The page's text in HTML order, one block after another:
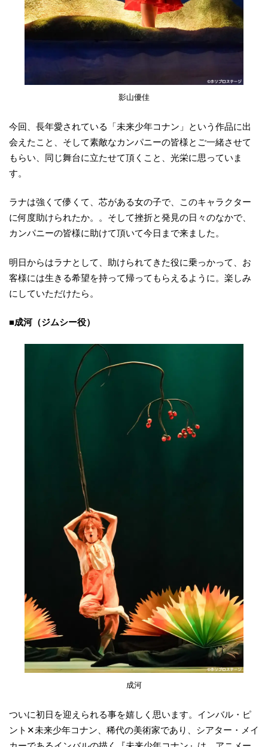
影山優佳
今回、長年愛されている「未来少年コナン」という作品に出
会えたこと、そして素敵なカンパニーの皆様とご一緒させて
もらい、同じ舞台に立たせて頂くこと、光栄に思っていま
す。
ラナは強くて儚くて、芯がある女の子で、このキャラクター
に何度助けられたか。。そして挫折と発見の日々のなかで、
カンパニーの皆様に助けて頂いて今日まで来ました。
明日からはラナとして、助けられてきた役に乗っかって、お
客様には生きる希望を持って帰ってもらえるように。楽しみ
にしていただけたら。
■成河（ジムシー役）
成河
ついに初日を迎えられる事を嬉しく思います。インバル・ピ
ント✕未来少年コナン、稀代の美術家であり、シアター・メイ